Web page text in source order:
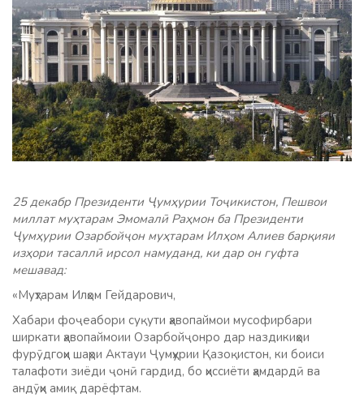
25 декабр Президенти Ҷумҳурии Тоҷикистон, Пешвои
миллат муҳтарам Эмомалӣ Раҳмон ба Президенти
Ҷумҳурии Озарбойҷон муҳтарам Илҳом Алиев барқияи
изҳори тасаллӣ ирсол намуданд, ки дар он гуфта
мешавад:
«Муҳтарам Илҳом Гейдарович,
Хабари фоҷеабори суқути ҳавопаймои мусофирбари
ширкати ҳавопаймоии Озарбойҷонро дар наздикиҳои
фурӯдгоҳи шаҳри Актауи Ҷумҳурии Қазоқистон, ки боиси
талафоти зиёди ҷонӣ гардид, бо ҳиссиёти ҳамдардӣ ва
андӯҳи амиқ дарёфтам.